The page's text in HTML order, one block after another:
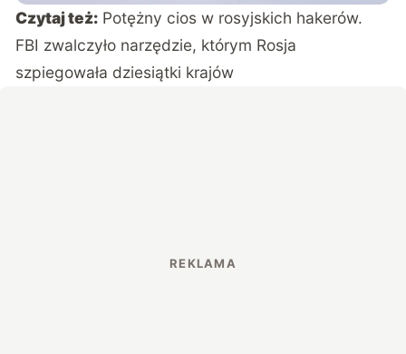
Czytaj też: Potężny cios w rosyjskich hakerów.
FBI zwalczyło narzędzie, którym Rosja
szpiegowała dziesiątki krajów